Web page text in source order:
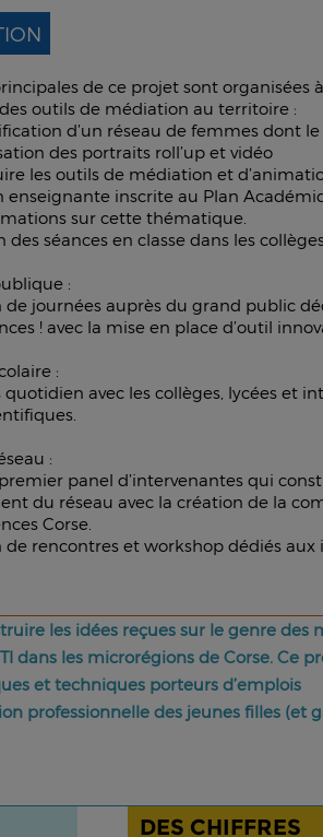
de ce projet sont
outils de médiation au territoire :
d’un réseau de femmes dont le
des portraits roll’up et vidéo
outils de médiation et
inscrite au Plan
sur cette thématique.
séances en classe dans les collèges
:
journées auprès du grand public
! avec la mise en place d’outil
:
quotidien avec les collèges, lycées et
:
panel d’intervenantes qui
du réseau avec la création de la
Corse.
rencontres et workshop dédiés aux
les idées reçues sur le genre
dans les microrégions de Corse. Ce
et techniques porteurs d’emplois
professionnelle des jeunes filles (et
DES CHIFFRES